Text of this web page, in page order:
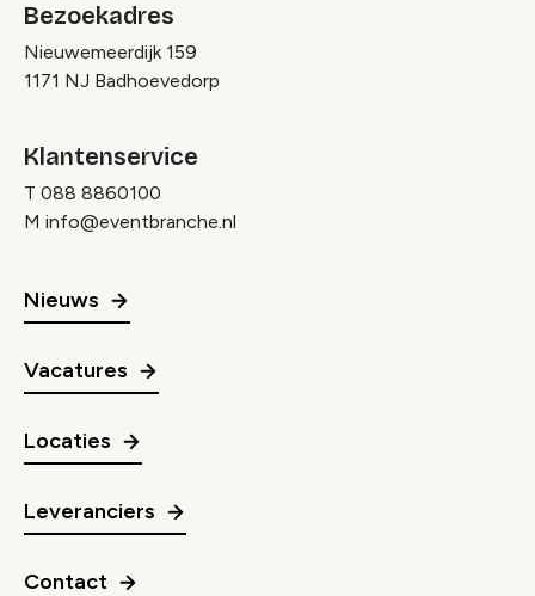
Bezoekadres
Nieuwemeerdijk 159
1171 NJ Badhoevedorp
Klantenservice
T 088 8860100
M info@eventbranche.nl
Nieuws
Vacatures
Locaties
Leveranciers
Contact